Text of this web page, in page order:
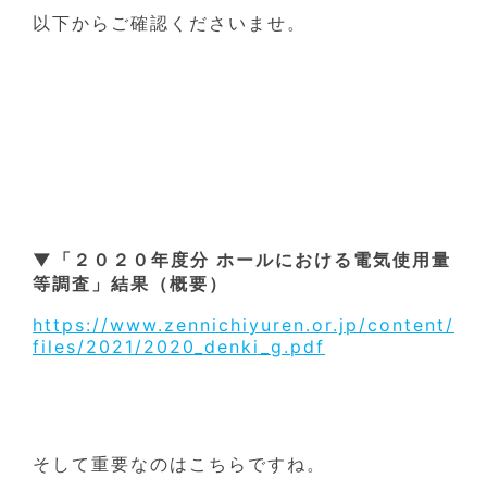
以下からご確認くださいませ。
▼「２０２０年度分 ホールにおける電気使用量
等調査」結果（概要）
https://www.zennichiyuren.or.jp/content/
files/2021/2020_denki_g.pdf
そして重要なのはこちらですね。